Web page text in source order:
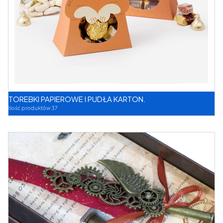
TOREBKI PAPIEROWE I PUDŁA KARTON.
Ilość produktów 37